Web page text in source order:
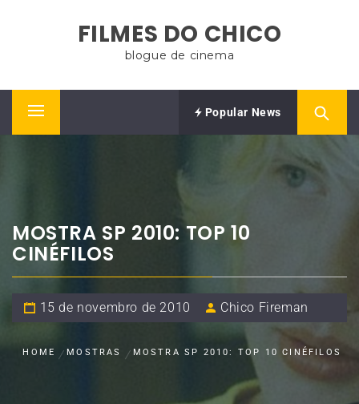
FILMES DO CHICO
blogue de cinema
Primary
Popular News
MOSTRA SP 2010: TOP 10
CINÉFILOS
15 de novembro de 2010 Chico Fireman
HOME MOSTRAS MOSTRA SP 2010: TOP 10 CINÉFILOS